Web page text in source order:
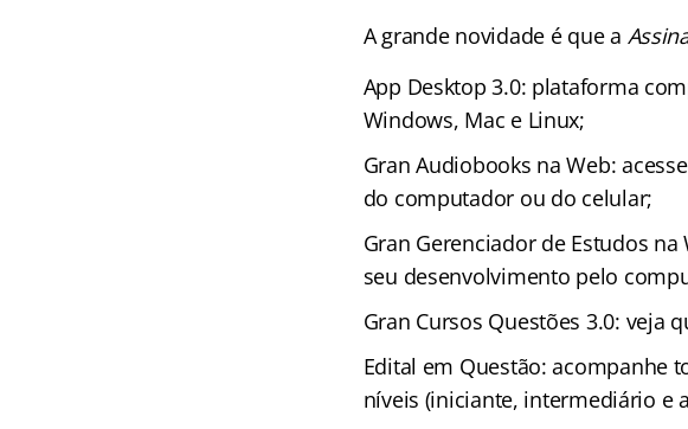
A grande novidade é que a
App Desktop 3.0: plataforma
Windows, Mac e Linux;
Gran Audiobooks na Web:
do computador ou do celular;
Gran Gerenciador de Estudos
seu desenvolvimento pelo
Gran Cursos Questões 3.0: veja
Edital em Questão: acompanhe
níveis (iniciante, intermediário e